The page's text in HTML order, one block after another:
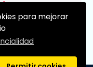
para mejorar